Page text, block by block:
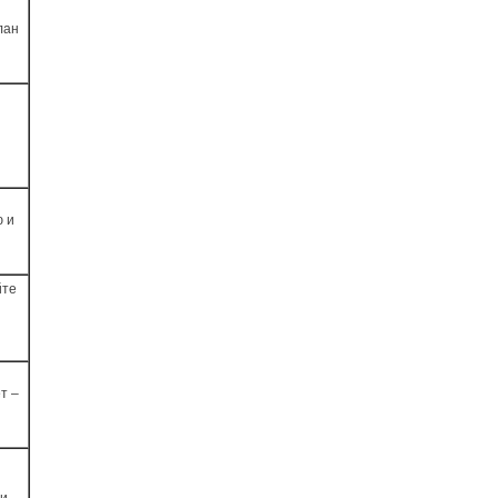
и
–